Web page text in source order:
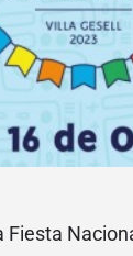
Fiesta